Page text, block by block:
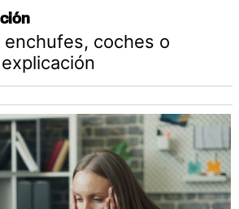
enchufes, coches o